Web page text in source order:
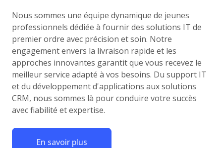
Nous sommes une équipe dynamique de jeunes
professionnels dédiée à fournir des solutions IT de
premier ordre avec précision et soin. Notre
engagement envers la livraison rapide et les
approches innovantes garantit que vous recevez le
meilleur service adapté à vos besoins. Du support IT
et du développement d'applications aux solutions
CRM, nous sommes là pour conduire votre succès
avec fiabilité et expertise.
En savoir plus